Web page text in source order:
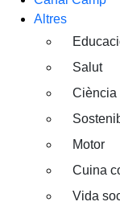
Altres
Salut
Ciència
Motor
Cuina
Vida